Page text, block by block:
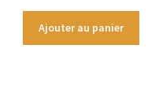
Ajouter au panier